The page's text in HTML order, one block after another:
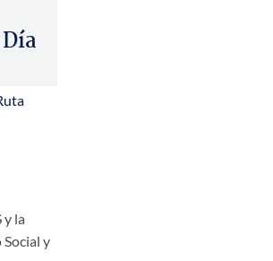
y la
y